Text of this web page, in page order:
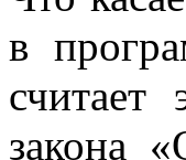
в
считает
закона